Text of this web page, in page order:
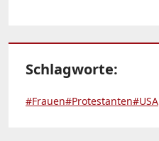
Schlagworte:
#Frauen#Protestanten#USA